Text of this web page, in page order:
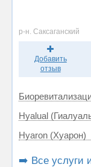
р-н. Саксаганский
Добавить
отзыв
Hyalual
Hyaron (Хуарон)
➡️ Все услуги